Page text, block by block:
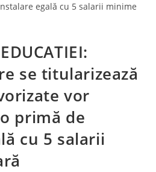
se titularizează
vor
primă de
cu 5 salarii